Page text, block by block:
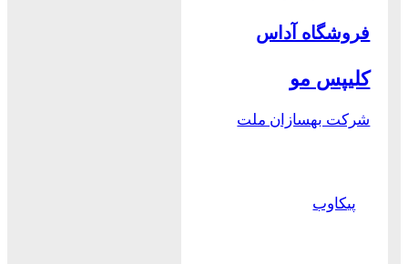
فروشگاه آداس
کلیپس مو
شرکت بهسازان ملت
پیکاوب